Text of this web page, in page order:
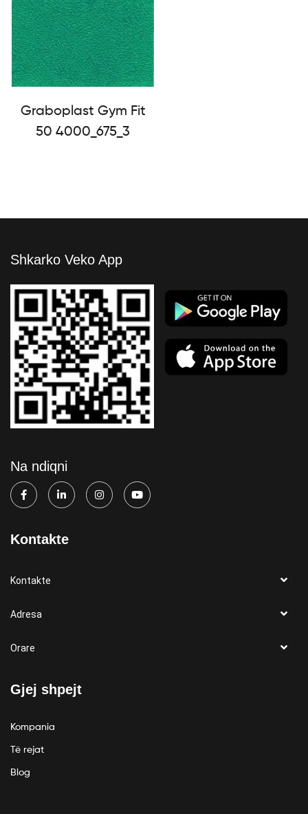
Graboplast Gym Fit
50 4000_675_3
Shkarko Veko App
Na ndiqni
Kontakte
Kontakte
Adresa
Orare
Gjej shpejt
Kompania
Të rejat
Blog